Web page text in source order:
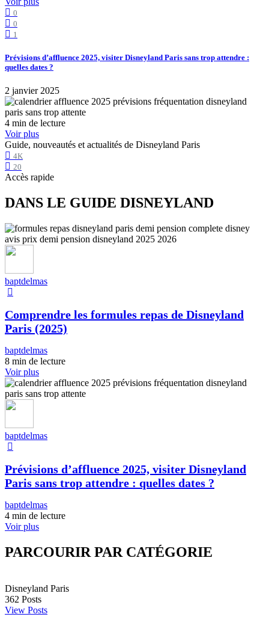
0
0
1
Prévisions d’affluence 2025, visiter Disneyland Paris sans trop attendre :
quelles dates ?
2 janvier 2025
4 min de lecture
Voir plus
Guide, nouveautés et actualités de Disneyland Paris
4K
20
Accès rapide
DANS LE GUIDE DISNEYLAND
baptdelmas
Comprendre les formules repas de Disneyland
Paris (2025)
baptdelmas
8 min de lecture
Voir plus
baptdelmas
Prévisions d’affluence 2025, visiter Disneyland
Paris sans trop attendre : quelles dates ?
baptdelmas
4 min de lecture
Voir plus
PARCOURIR PAR CATÉGORIE
Disneyland Paris
362 Posts
View Posts